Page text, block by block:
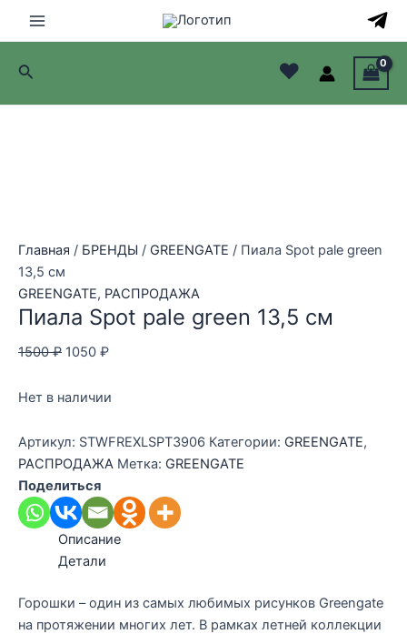
Main
Menu
Поиск ♥
Распродажа!
Главная / БРЕНДЫ / GREENGATE / Пиала Spot pale green
13,5 см
GREENGATE, РАСПРОДАЖА
Пиала Spot pale green 13,5 см
1500₽ Первоначальная
составляла
1050 ₽Текущая
1050 ₽.
Нет в наличии
Артикул: STWFREXLSPT3906 Категории: GREENGATE,
РАСПРОДАЖА Метка: GREENGATE
Поделиться
Описание
Детали
Горошки – один из самых любимых рисунков Greengate
на протяжении многих лет. В рамках летней коллекции
Распродажа!
Распродажа!